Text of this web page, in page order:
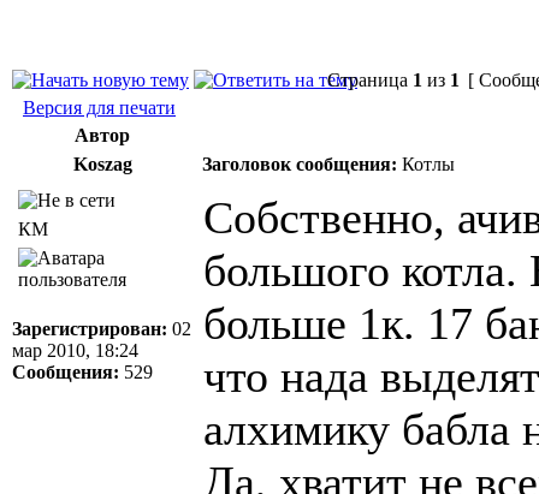
Страница 1 из 1 [
Версия для печати
Автор
Koszag
Заголовок сообщения: Котлы
КМ
Зарегистрирован: 02
мар 2010, 18:24
Сообщения: 529
Собственно,
большого котла.
больше 1к. 17
что нада
алхимику бабла
Да, хватит не